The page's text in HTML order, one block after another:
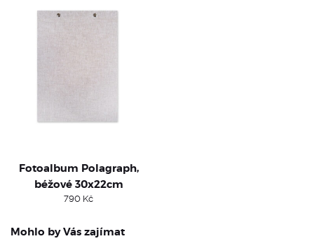
Fotoalbum Polagraph,
béžové 30x22cm
790 Kč
Mohlo by Vás zajímat